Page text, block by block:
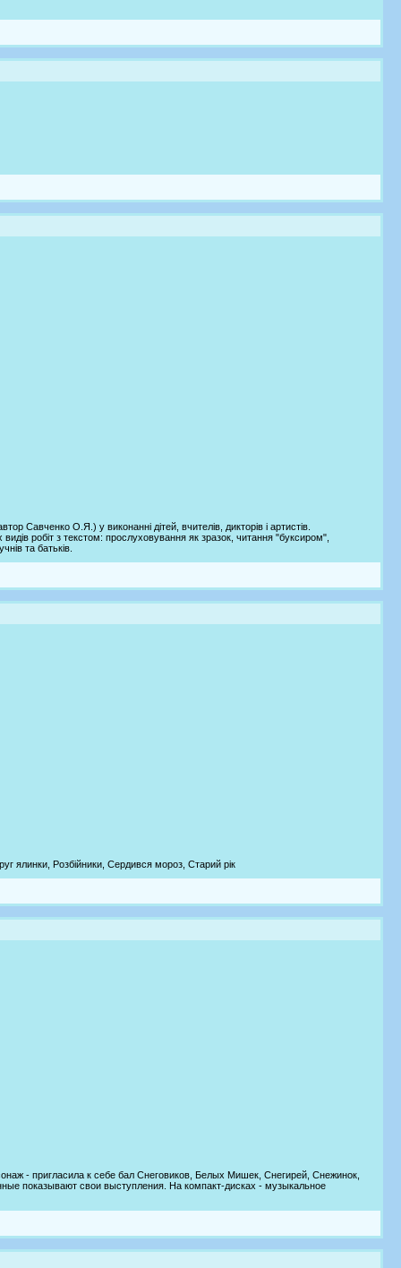
Савченко О.Я.) у виконанні дітей, вчителів, дикторів і артистів.
робіт з текстом: прослуховування як зразок, читання "буксиром",
та батьків.
ялинки, Розбійники, Сердився мороз, Старий рік
- пригласила к себе бал Снеговиков, Белых Мишек, Снегирей, Снежинок,
показывают свои выступления. На компакт-дисках - музыкальное